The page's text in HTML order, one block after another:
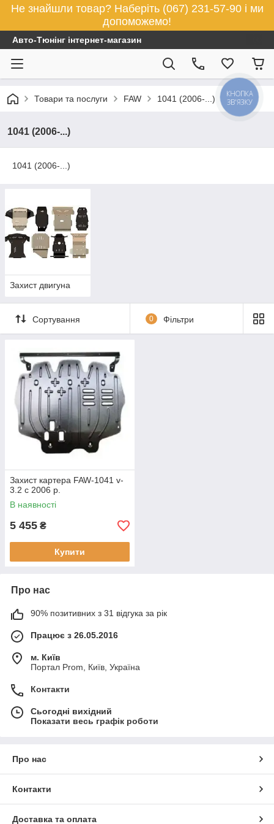
Не знайшли товар? Наберіть (067) 231-57-90 і ми
допоможемо!
Авто-Тюнінг інтернет-магазин
Товари та послуги FAW 1041 (2006-...)
1041 (2006-...)
1041 (2006-...)
Захист двигуна
Сортування 0 Фільтри
Захист картера FAW-1041 v-
3.2 с 2006 р.
В наявності
5 455 ₴
Купити
Про нас
90% позитивних з 31 відгука за рік
Працює з 26.05.2016
м. Київ
Портал Prom, Київ, Україна
Контакти
Сьогодні вихідний
Показати весь графік роботи
Про нас
Контакти
Доставка та оплата
КНОПКА
ЗВ'ЯЗКУ